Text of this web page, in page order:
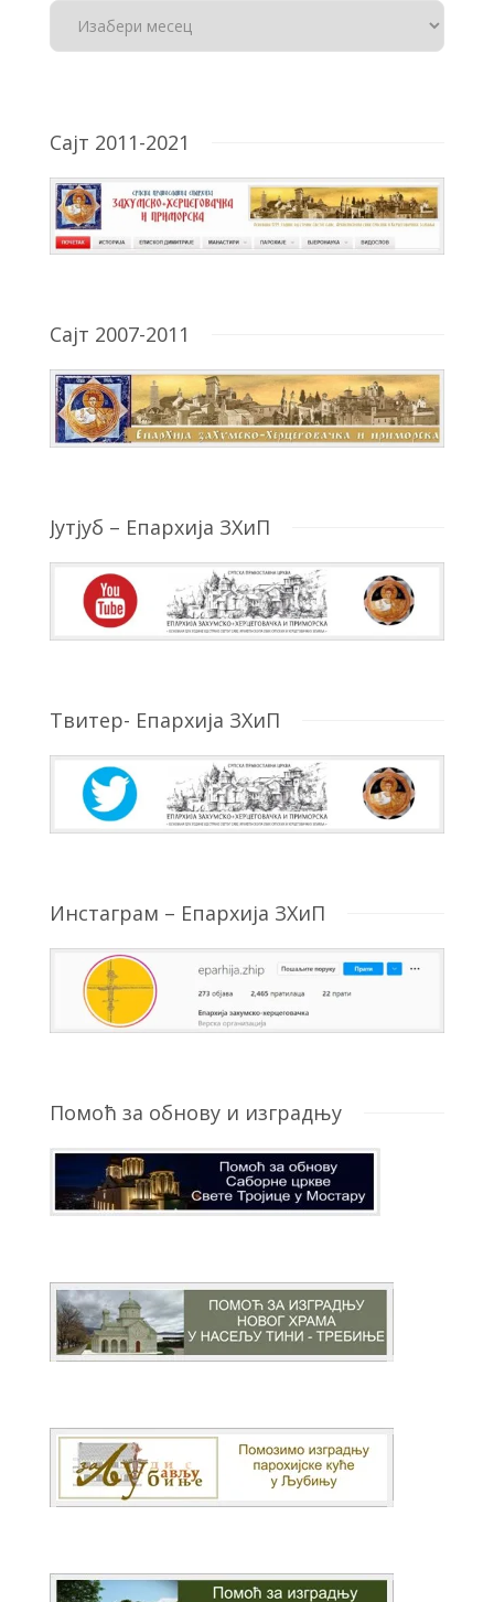
Сајт 2011-2021
Сајт 2007-2011
Јутјуб – Епархија ЗХиП
Твитер- Епархија ЗХиП
Инстаграм – Епархија ЗХиП
Помоћ за обнову и изградњу